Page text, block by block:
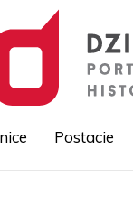
Postacie